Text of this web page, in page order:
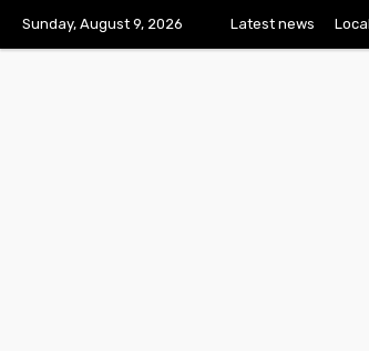
Sunday, August 9, 2026 Latest news